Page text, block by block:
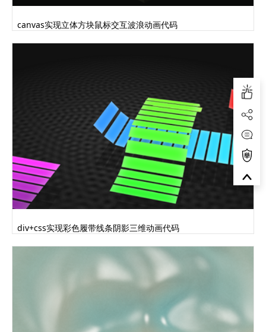
canvas实现立体方块鼠标交互波浪动画代码
div+css实现彩色履带线条阴影三维动画代码